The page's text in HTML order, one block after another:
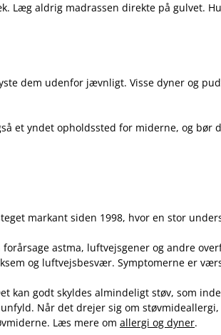
aldrig madrassen direkte på gulvet.
dem udenfor jævnligt. Visse dyner og
et yndet opholdssted for miderne, og bør
markant siden 1998, hvor en stor
astma, luftvejsgener og andre
og luftvejsbesvær. Symptomerne er
kan godt skyldes almindeligt støv, som
Når det drejer sig om
Læs mere om allergi og dyner.